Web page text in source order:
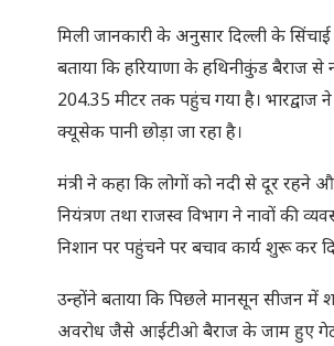
मिली जानकारी के अनुसार दिल्ली के सिंचाई
बताया कि हरियाणा के हथिनीकुंड बैराज
204.35 मीटर तक पहुंच गया है।
क्यूसेक पानी छोड़ा जा रहा है।
मंत्री ने कहा कि लोगों को नदी से दूर
नियंत्रण तथा राजस्व विभाग ने नावों की
निशान पर पहुंचने पर बचाव कार्य शुरू कर
उन्होंने बताया कि पिछले मानसून सीजन में
अवरोध जैसे आईटीओ बैराज के जाम हुए गेटों